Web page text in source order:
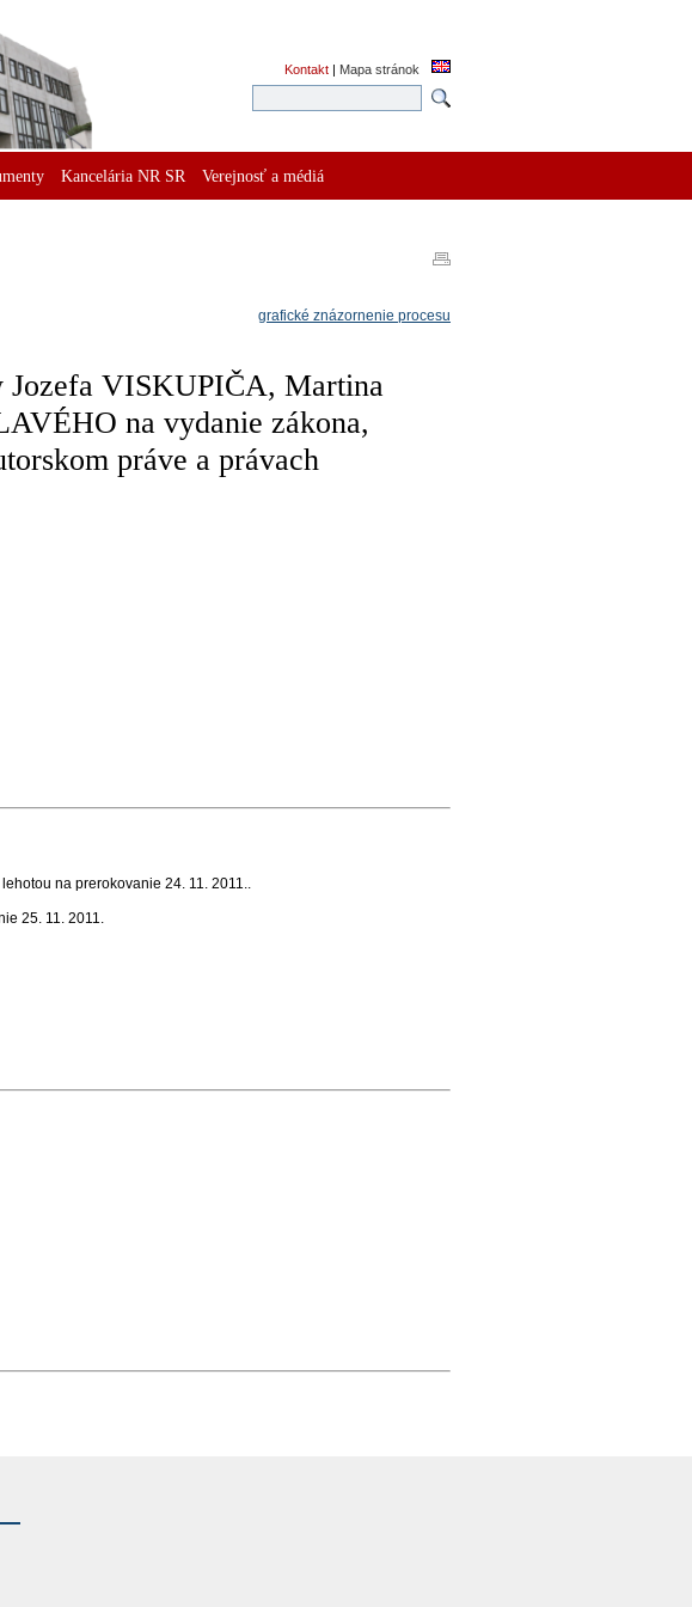
Kontakt | Mapa stránok
Kancelária NR SR Verejnosť a médiá
grafické znázornenie procesu
Jozefa VISKUPIČA, Martina
na vydanie zákona,
práve a právach
na prerokovanie 24. 11. 2011..
25. 11. 2011.